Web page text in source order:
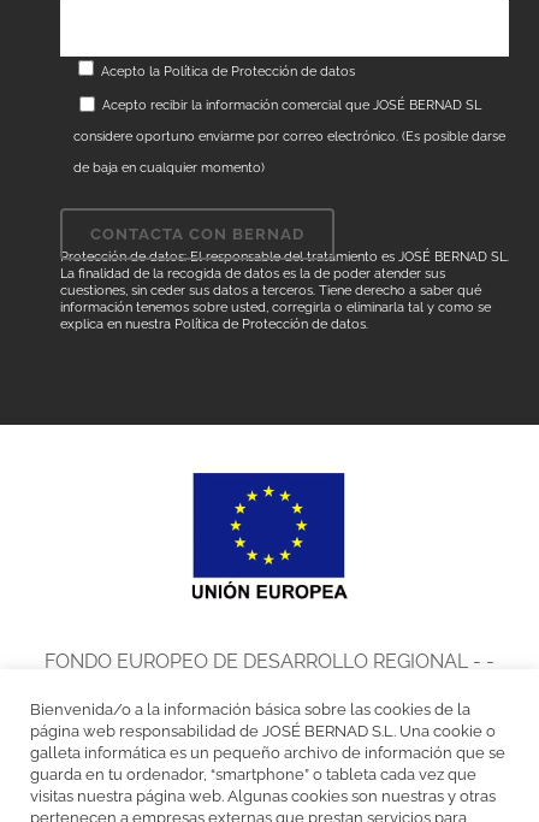
Acepto la Política de Protección de datos
Acepto recibir la información comercial que JOSÉ BERNAD SL
considere oportuno enviarme por correo electrónico. (Es posible darse
de baja en cualquier momento)
Protección de datos: El responsable del tratamiento es JOSÉ BERNAD SL.
La finalidad de la recogida de datos es la de poder atender sus
cuestiones, sin ceder sus datos a terceros. Tiene derecho a saber qué
información tenemos sobre usted, corregirla o eliminarla tal y como se
explica en nuestra Política de Protección de datos
FONDO EUROPEO DE DESARROLLO REGIONAL - -
José Bernad, S.L. en el marco del Programa de Iniciación a la
Exportación ICEX Next, ha contado con el apoyo de ICEX y con la
cofinanciación del fondo europeo FEDER. La finalidad de este apoyo es
Bienvenida/o a la información básica sobre las cookies de la
página web responsabilidad de JOSÉ BERNAD S.L. Una cookie o
galleta informática es un pequeño archivo de información que se
guarda en tu ordenador, “smartphone” o tableta cada vez que
visitas nuestra página web. Algunas cookies son nuestras y otras
pertenecen a empresas externas que prestan servicios para